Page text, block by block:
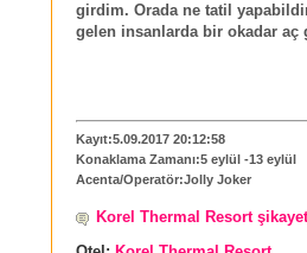
girdim. Orada ne tatil
gelen insanlarda bir okadar aç
Kayıt:5.09.2017 20:12:58
Konaklama Zamanı:5 eylül -13 eylül
Acenta/Operatör:Jolly Joker
Korel Thermal Resort